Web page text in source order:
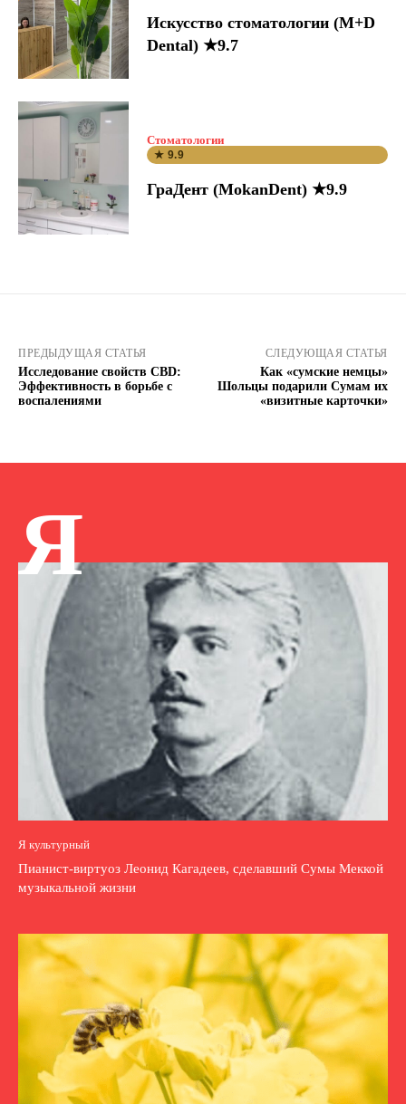
Искусство стоматологии (M+D
Dental) ★9.7
Стоматологии
★ 9.9
ГраДент (MokanDent) ★9.9
ПРЕДЫДУЩАЯ СТАТЬЯ
Исследование свойств CBD:
Эффективность в борьбе с
воспалениями
СЛЕДУЮЩАЯ СТАТЬЯ
Как «сумские немцы»
Шольцы подарили Сумам их
«визитные карточки»
Я
Я культурный
Пианист-виртуоз Леонид Кагадеев, сделавший Сумы Меккой
музыкальной жизни